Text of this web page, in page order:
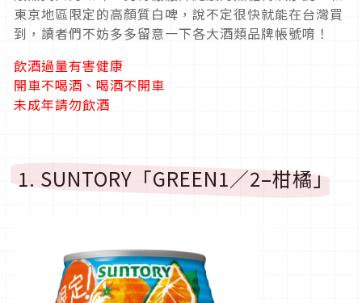
東京地區限定的高顏質白啤，說不定很快就能在台灣買
到，讀者們不妨多多留意一下各大酒類品牌帳號唷！
飲酒過量有害健康
開車不喝酒、喝酒不開車
未成年請勿飲酒
1. SUNTORY「GREEN1／2–柑橘」